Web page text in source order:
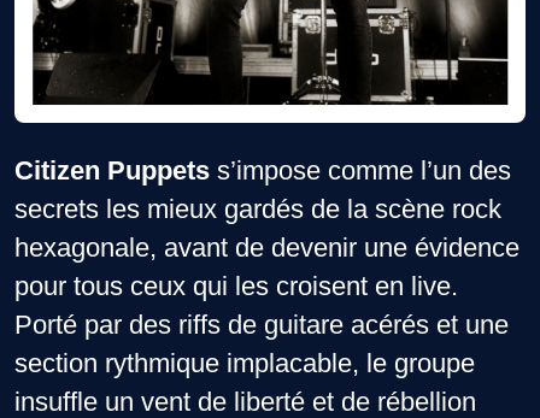
Citizen Puppets s’impose comme l’un des
secrets les mieux gardés de la scène rock
hexagonale, avant de devenir une évidence
pour tous ceux qui les croisent en live.
Porté par des riffs de guitare acérés et une
section rythmique implacable, le groupe
insuffle un vent de liberté et de rébellion